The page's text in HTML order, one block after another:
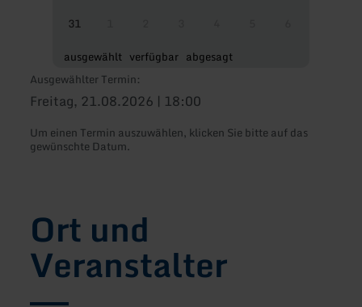
31
ausgewählt verfügbar abgesagt
Ausgewählter Termin:
Freitag, 21.08.2026 | 18:00
Um einen Termin auszuwählen, klicken Sie bitte auf das
gewünschte Datum.
Ort und
Veranstalter